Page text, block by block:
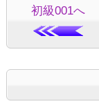
初級001へ